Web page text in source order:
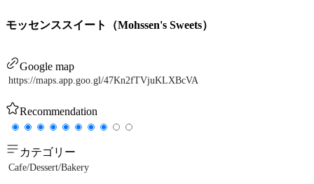
モッセンススイート（Mohssen's Sweets）
Google map
https://maps.app.goo.gl/47Kn2fTVjuKLXBcVA
Recommendation
カテゴリー
Cafe/Dessert/Bakery